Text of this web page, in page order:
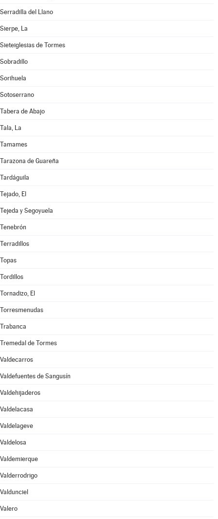
Serradilla del Llano
Sierpe, La
Sieteiglesias de Tormes
Sobradillo
Sorihuela
Sotoserrano
Tabera de Abajo
Tala, La
Tamames
Tarazona de Guareña
Tardáguila
Tejado, El
Tejeda y Segoyuela
Tenebrón
Terradillos
Topas
Tordillos
Tornadizo, El
Torresmenudas
Trabanca
Tremedal de Tormes
Valdecarros
Valdefuentes de Sangusín
Valdehijaderos
Valdelacasa
Valdelageve
Valdelosa
Valdemierque
Valderrodrigo
Valdunciel
Valero